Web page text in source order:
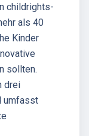
childrights-
als 40
Kinder
sollten.
drei
umfasst